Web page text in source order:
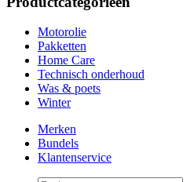
Motorolie
Pakketten
Home Care
Technisch onderhoud
Was & poets
Winter
Merken
Bundels
Klantenservice